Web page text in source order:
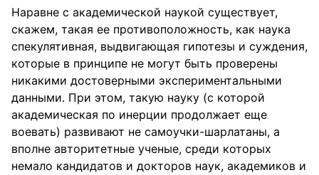
Наравне с академической наукой существует,
скажем, такая ее противоположность, как наука
спекулятивная, выдвигающая гипотезы и суждения,
которые в принципе не могут быть проверены
никакими достоверными экспериментальными
данными. При этом, такую науку (с которой
академическая по инерции продолжает еще
воевать) развивают не самоучки-шарлатаны, а
вполне авторитетные ученые, среди которых
немало кандидатов и докторов наук, академиков и